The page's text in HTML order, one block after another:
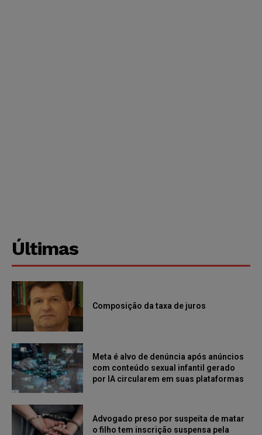
Últimas
Composição da taxa de juros
Meta é alvo de denúncia após anúncios
com conteúdo sexual infantil gerado
por IA circularem em suas plataformas
Advogado preso por suspeita de matar
o filho tem inscrição suspensa pela